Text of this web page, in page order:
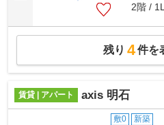
2階 /
残り 4件を
賃貸 | アパート axis 明石
敷0 新築